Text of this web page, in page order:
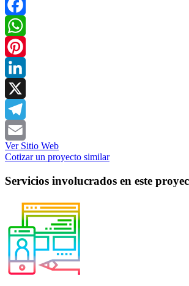
Facebook
WhatsApp
Pinterest
LinkedIn
X
Telegram
Email
Ver Sitio Web
Cotizar un proyecto similar
Servicios involucrados en este